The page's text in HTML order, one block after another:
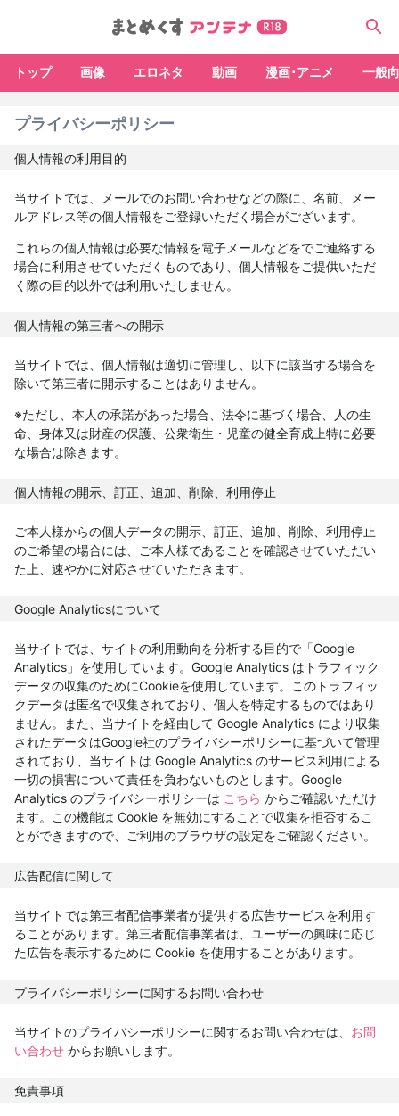
トップ 画像 エロネタ 動画 漫画･アニメ 一般
プライバシーポリシー
個人情報の利用目的
当サイトでは、メールでのお問い合わせなどの際に、名前、メー
ルアドレス等の個人情報をご登録いただく場合がございます。
これらの個人情報は必要な情報を電子メールなどをでご連絡する
場合に利用させていただくものであり、個人情報をご提供いただ
く際の目的以外では利用いたしません。
個人情報の第三者への開示
当サイトでは、個人情報は適切に管理し、以下に該当する場合を
除いて第三者に開示することはありません。
※ただし、本人の承諾があった場合、法令に基づく場合、人の生
命、身体又は財産の保護、公衆衛生・児童の健全育成上特に必要
な場合は除きます。
個人情報の開示、訂正、追加、削除、利用停止
ご本人様からの個人データの開示、訂正、追加、削除、利用停止
のご希望の場合には、ご本人様であることを確認させていただい
た上、速やかに対応させていただきます。
Google Analyticsについて
当サイトでは、サイトの利用動向を分析する目的で「Google
Analytics」を使用しています。Google Analytics はトラフィック
データの収集のためにCookieを使用しています。このトラフィッ
クデータは匿名で収集されており、個人を特定するものではあり
ません。また、当サイトを経由して Google Analytics により収集
されたデータはGoogle社のプライバシーポリシーに基づいて管理
されており、当サイトは Google Analytics のサービス利用による
一切の損害について責任を負わないものとします。Google
Analytics のプライバシーポリシーは こちら からご確認いただけ
ます。この機能は Cookie を無効にすることで収集を拒否するこ
とができますので、ご利用のブラウザの設定をご確認ください。
広告配信に関して
当サイトでは第三者配信事業者が提供する広告サービスを利用す
ることがあります。第三者配信事業者は、ユーザーの興味に応じ
た広告を表示するために Cookie を使用することがあります。
プライバシーポリシーに関するお問い合わせ
当サイトのプライバシーポリシーに関するお問い合わせは、 お問
い合わせ からお願いします。
免責事項